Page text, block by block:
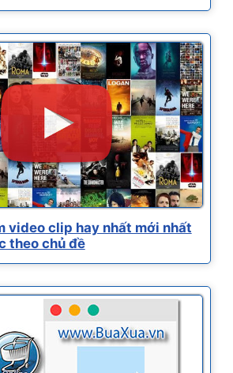
video clip hay nhất mới nhất
theo chủ đề